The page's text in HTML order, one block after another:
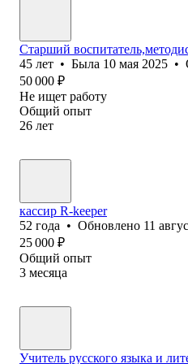
Старший
45 лет • Была 10 мая 2025 •
50 000 ₽
Не ищет работу
Общий опыт
26 лет
кассир R-keeper
52 года • Обновлено 11
25 000 ₽
Общий опыт
3 месяца
Учитель русского языка и